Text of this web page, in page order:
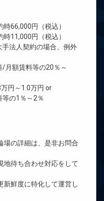
66,000円（税込）
11,000円（税込）
人契約の場合、例外
額賃料等の20％～
円～1.0万円 or
の1％～2％
の詳細は、是非お問合
待ち合わせ対応をして
鮮度に特化して運営し